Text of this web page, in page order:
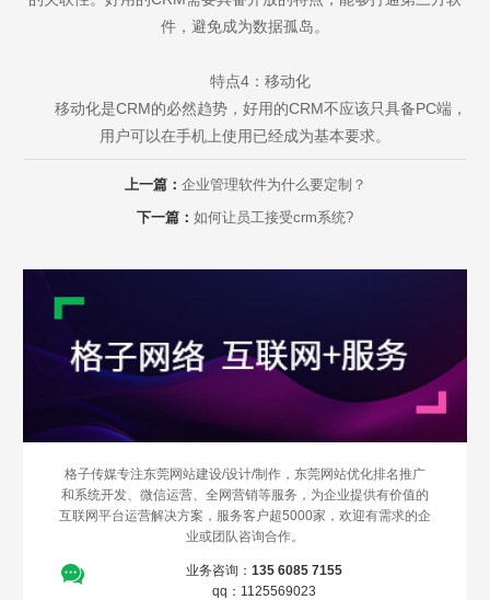
件，避免成为数据孤岛。
特点4：移动化
移动化是CRM的必然趋势，好用的CRM不应该只具备PC端，
用户可以在手机上使用已经成为基本要求。
上一篇： 企业管理软件为什么要定制？
下一篇： 如何让员工接受crm系统?
格子传媒专注东莞网站建设/设计/制作，东莞网站优化排名推广
和系统开发、微信运营、全网营销等服务，为企业提供有价值的
互联网平台运营解决方案，服务客户超5000家，欢迎有需求的企
业或团队咨询合作。
业务咨询： 135 6085 7155
qq：1125569023